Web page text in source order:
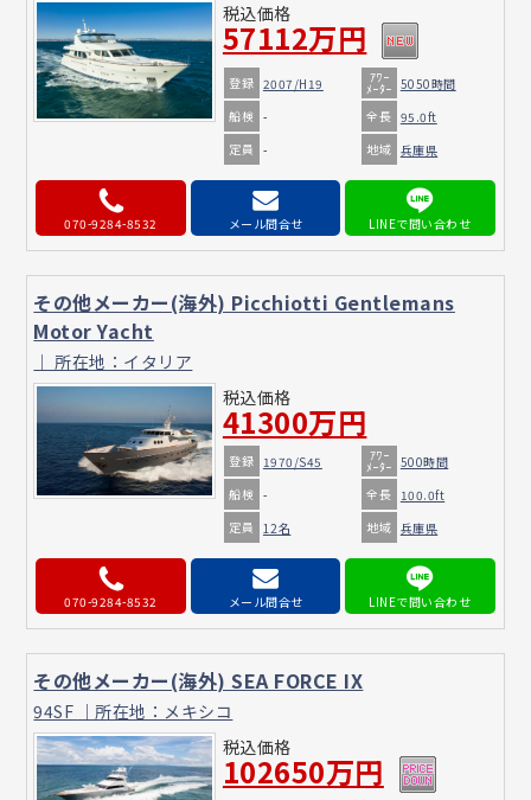
税込価格
57112万円
登録 2007/H19 ｱﾜｰ
ﾒｰﾀｰ 5050時間
船検 - 全長 95.0ft
定員 - 地域 兵庫県
070-9284-8532 メール問合せ
その他メーカー(海外) Picchiotti Gentlemans
Motor Yacht
｜ 所在地：イタリア
税込価格
41300万円
登録 1970/S45 ｱﾜｰ
ﾒｰﾀｰ 500時間
船検 - 全長 100.0ft
定員 12名 地域 兵庫県
070-9284-8532 メール問合せ
その他メーカー(海外) SEA FORCE IX
94SF ｜所在地：メキシコ
税込価格
102650万円